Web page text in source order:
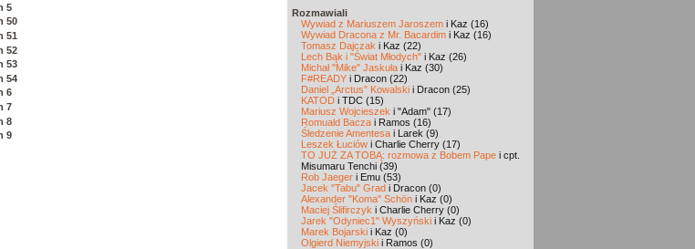
5
50
51
52
53
54
6
7
8
9
Rozmawiali
Wywiad z Mariuszem Jaroszem i Kaz (16)
Wywiad Dracona z Mr. Bacardim i Kaz (16)
Tomasz Dajczak i Kaz (22)
Lech Bąk i "Świat Młodych" i Kaz (26)
Michał "Mike" Jaskuła i Kaz (30)
F#READY i Dracon (22)
Daniel „Arctus” Kowalski i Dracon (25)
KATOD i TDC (15)
Mariusz Wojcieszek i "Adam" (17)
Romuald Bacza i Ramos (16)
Śledzenie Amentesa i Larek (9)
Leszek Łuciów i Charlie Cherry (17)
TO JUŻ ZA TOBĄ: rozmowa z Bobem Pape i cpt.
Misumaru Tenchi (39)
Rob Jaeger i Emu (53)
Jacek "Tabu" Grad i Dracon (0)
Alexander "Koma" Schön i Kaz (0)
Maciej Ślifirczyk i Charlie Cherry (0)
Jarek "Odyniec1" Wyszyński i Kaz (0)
Marek Bojarski i Kaz (0)
Olgierd Niemyjski i Ramos (0)